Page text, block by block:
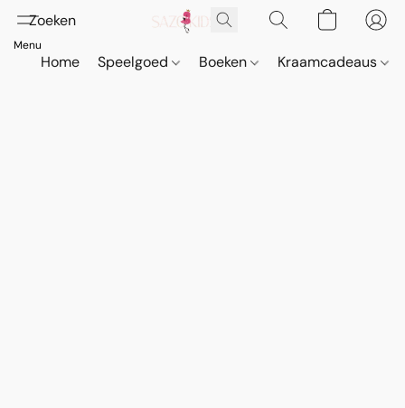
Home Speelgoed Boeken Kraamcadeaus